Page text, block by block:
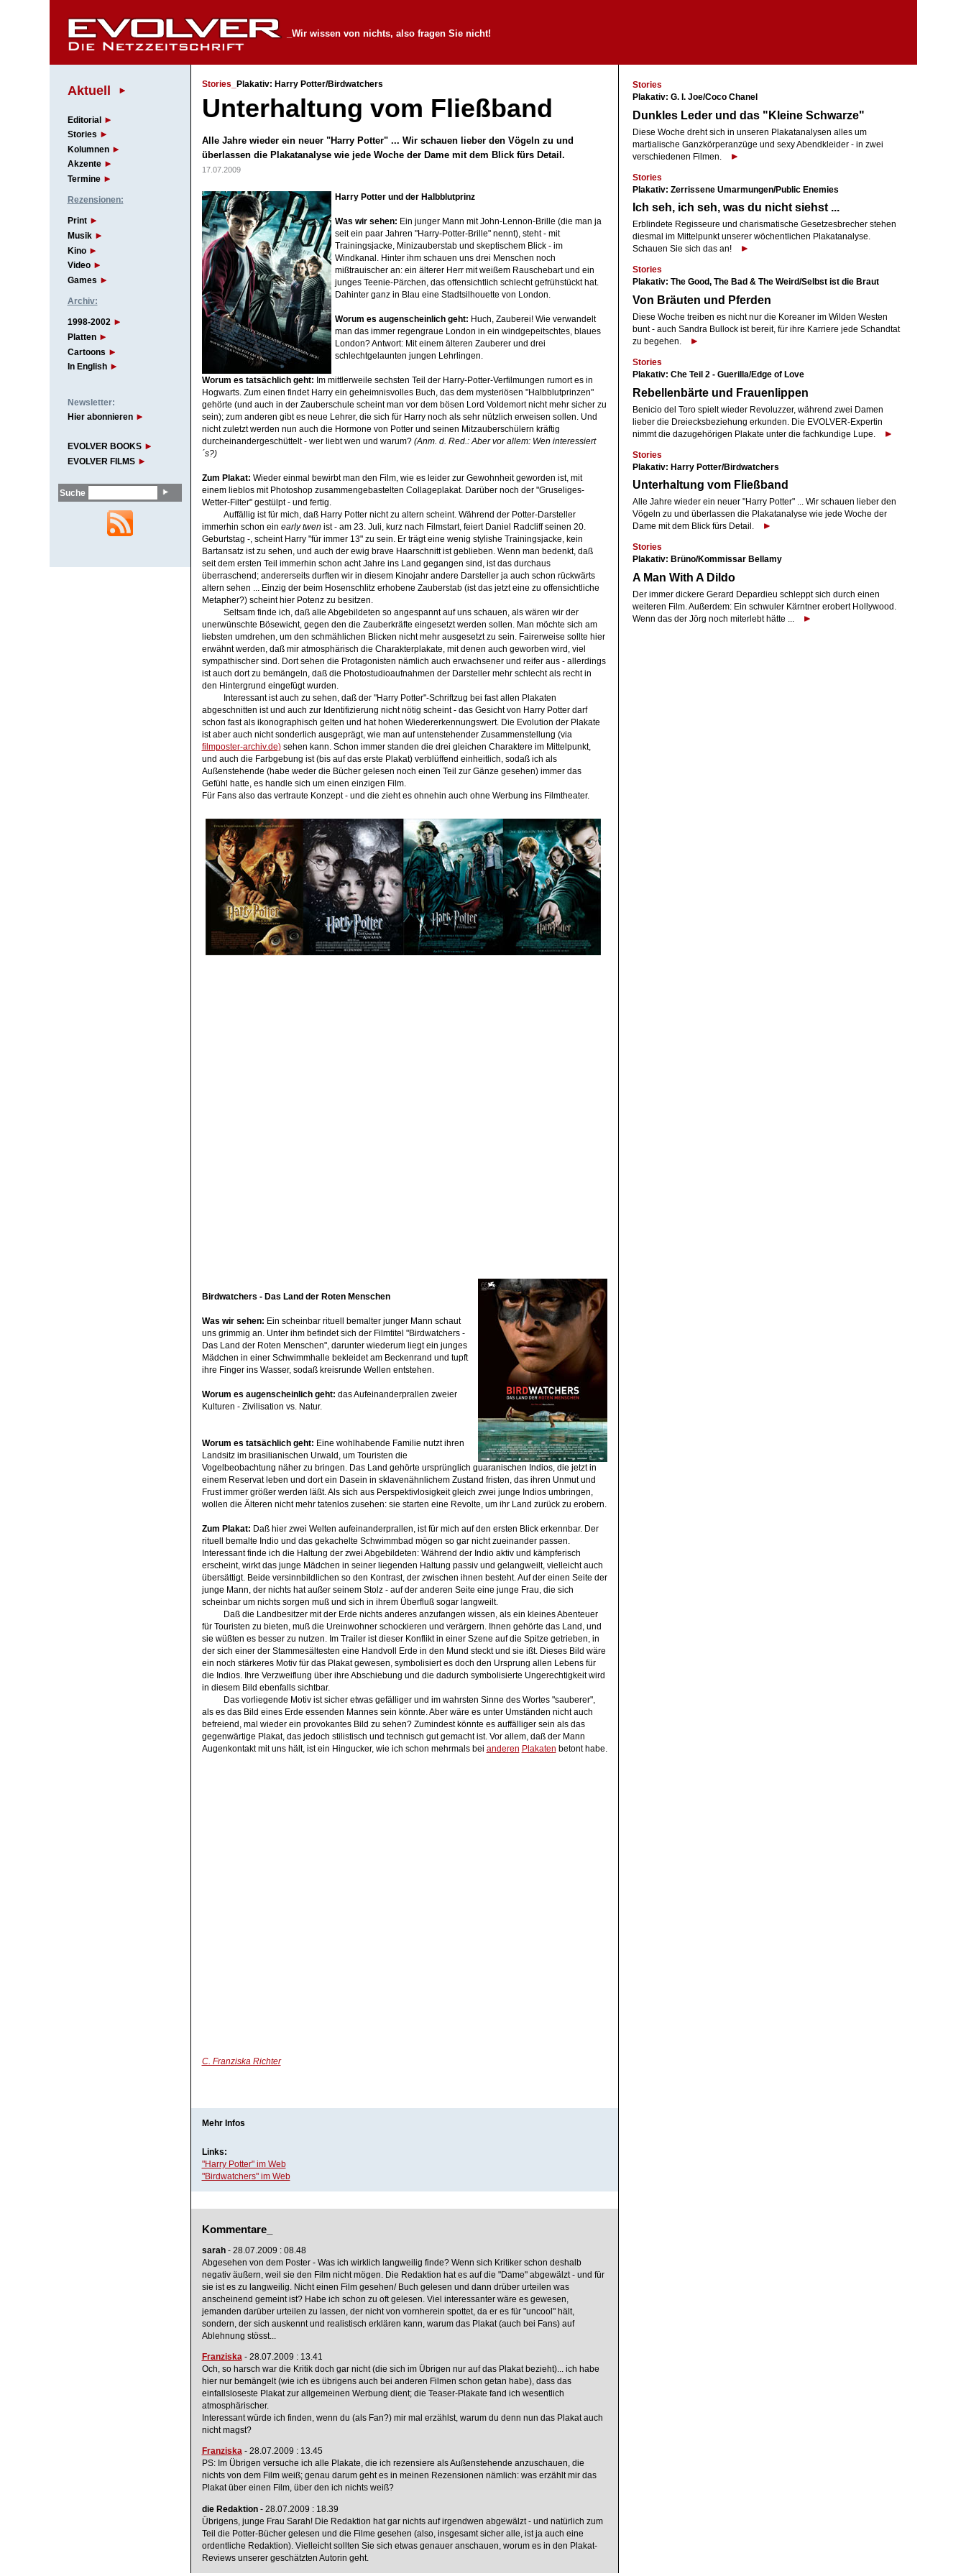
_Wir wissen von nichts, also fragen Sie nicht!
Aktuell
Editorial
Stories
Kolumnen
Akzente
Termine
Rezensionen:
Print
Musik
Kino
Video
Games
Archiv:
1998-2002
Platten
Cartoons
In English
Newsletter:
Hier abonnieren
EVOLVER BOOKS
EVOLVER FILMS
Suche
Stories_ Plakativ: Harry Potter/Birdwatchers
Unterhaltung vom Fließband
Alle Jahre wieder ein neuer "Harry Potter" ... Wir schauen lieber den Vögeln zu und
überlassen die Plakatanalyse wie jede Woche der Dame mit dem Blick fürs Detail.
17.07.2009
Harry Potter und der Halbblutprinz
Was wir sehen: Ein junger Mann mit John-Lennon-Brille (die man ja
seit ein paar Jahren "Harry-Potter-Brille" nennt), steht - mit
Trainingsjacke, Minizauberstab und skeptischem Blick - im
Windkanal. Hinter ihm schauen uns drei Menschen noch
mißtrauischer an: ein älterer Herr mit weißem Rauschebart und ein
junges Teenie-Pärchen, das offensichtlich schlecht gefrühstückt hat.
Dahinter ganz in Blau eine Stadtsilhouette von London.
Worum es augenscheinlich geht: Huch, Zauberei! Wie verwandelt
man das immer regengraue London in ein windgepeitschtes, blaues
London? Antwort: Mit einem älteren Zauberer und drei
schlechtgelaunten jungen Lehrlingen.
Worum es tatsächlich geht: Im mittlerweile sechsten Teil der Harry-Potter-Verfilmungen rumort es in
Hogwarts. Zum einen findet Harry ein geheimnisvolles Buch, das dem mysteriösen "Halbblutprinzen"
gehörte (und auch in der Zauberschule scheint man vor dem bösen Lord Voldemort nicht mehr sicher zu
sein); zum anderen gibt es neue Lehrer, die sich für Harry noch als sehr nützlich erweisen sollen. Und
nicht zuletzt werden nun auch die Hormone von Potter und seinen Mitzauberschülern kräftig
durcheinandergeschüttelt - wer liebt wen und warum? (Anm. d. Red.: Aber vor allem: Wen interessiert
´s?)
Zum Plakat: Wieder einmal bewirbt man den Film, wie es leider zur Gewohnheit geworden ist, mit
einem lieblos mit Photoshop zusammengebastelten Collageplakat. Darüber noch der "Gruseliges-
Wetter-Filter" gestülpt - und fertig.
Auffällig ist für mich, daß Harry Potter nicht zu altern scheint. Während der Potter-Darsteller
immerhin schon ein early twen ist - am 23. Juli, kurz nach Filmstart, feiert Daniel Radcliff seinen 20.
Geburtstag -, scheint Harry "für immer 13" zu sein. Er trägt eine wenig stylishe Trainingsjacke, kein
Bartansatz ist zu sehen, und auch der ewig brave Haarschnitt ist geblieben. Wenn man bedenkt, daß
seit dem ersten Teil immerhin schon acht Jahre ins Land gegangen sind, ist das durchaus
überraschend; andererseits durften wir in diesem Kinojahr andere Darsteller ja auch schon rückwärts
altern sehen ... Einzig der beim Hosenschlitz erhobene Zauberstab (ist das jetzt eine zu offensichtliche
Metapher?) scheint hier Potenz zu besitzen.
Seltsam finde ich, daß alle Abgebildeten so angespannt auf uns schauen, als wären wir der
unerwünschte Bösewicht, gegen den die Zauberkräfte eingesetzt werden sollen. Man möchte sich am
liebsten umdrehen, um den schmählichen Blicken nicht mehr ausgesetzt zu sein. Fairerweise sollte hier
erwähnt werden, daß mir atmosphärisch die Charakterplakate, mit denen auch geworben wird, viel
sympathischer sind. Dort sehen die Protagonisten nämlich auch erwachsener und reifer aus - allerdings
ist auch dort zu bemängeln, daß die Photostudioaufnahmen der Darsteller mehr schlecht als recht in
den Hintergrund eingefügt wurden.
Interessant ist auch zu sehen, daß der "Harry Potter"-Schriftzug bei fast allen Plakaten
abgeschnitten ist und auch zur Identifizierung nicht nötig scheint - das Gesicht von Harry Potter darf
schon fast als ikonographisch gelten und hat hohen Wiedererkennungswert. Die Evolution der Plakate
ist aber auch nicht sonderlich ausgeprägt, wie man auf untenstehender Zusammenstellung (via
filmposter-archiv.de)sehen kann. Schon immer standen die drei gleichen Charaktere im Mittelpunkt,
und auch die Farbgebung ist (bis auf das erste Plakat) verblüffend einheitlich, sodaß ich als
Außenstehende (habe weder die Bücher gelesen noch einen Teil zur Gänze gesehen) immer das
Gefühl hatte, es handle sich um einen einzigen Film.
Für Fans also das vertraute Konzept - und die zieht es ohnehin auch ohne Werbung ins Filmtheater.
Birdwatchers - Das Land der Roten Menschen
Was wir sehen: Ein scheinbar rituell bemalter junger Mann schaut
uns grimmig an. Unter ihm befindet sich der Filmtitel "Birdwatchers -
Das Land der Roten Menschen", darunter wiederum liegt ein junges
Mädchen in einer Schwimmhalle bekleidet am Beckenrand und tupft
ihre Finger ins Wasser, sodaß kreisrunde Wellen entstehen.
Worum es augenscheinlich geht: das Aufeinanderprallen zweier
Kulturen - Zivilisation vs. Natur.
Worum es tatsächlich geht: Eine wohlhabende Familie nutzt ihren
Landsitz im brasilianischen Urwald, um Touristen die
Vogelbeobachtung näher zu bringen. Das Land gehörte ursprünglich guaranischen Indios, die jetzt in
einem Reservat leben und dort ein Dasein in sklavenähnlichem Zustand fristen, das ihren Unmut und
Frust immer größer werden läßt. Als sich aus Perspektivlosigkeit gleich zwei junge Indios umbringen,
wollen die Älteren nicht mehr tatenlos zusehen: sie starten eine Revolte, um ihr Land zurück zu erobern.
Zum Plakat: Daß hier zwei Welten aufeinanderprallen, ist für mich auf den ersten Blick erkennbar. Der
rituell bemalte Indio und das gekachelte Schwimmbad mögen so gar nicht zueinander passen.
Interessant finde ich die Haltung der zwei Abgebildeten: Während der Indio aktiv und kämpferisch
erscheint, wirkt das junge Mädchen in seiner liegenden Haltung passiv und gelangweilt, vielleicht auch
übersättigt. Beide versinnbildlichen so den Kontrast, der zwischen ihnen besteht. Auf der einen Seite der
junge Mann, der nichts hat außer seinem Stolz - auf der anderen Seite eine junge Frau, die sich
scheinbar um nichts sorgen muß und sich in ihrem Überfluß sogar langweilt.
Daß die Landbesitzer mit der Erde nichts anderes anzufangen wissen, als ein kleines Abenteuer
für Touristen zu bieten, muß die Ureinwohner schockieren und verärgern. Ihnen gehörte das Land, und
sie wüßten es besser zu nutzen. Im Trailer ist dieser Konflikt in einer Szene auf die Spitze getrieben, in
der sich einer der Stammesältesten eine Handvoll Erde in den Mund steckt und sie ißt. Dieses Bild wäre
ein noch stärkeres Motiv für das Plakat gewesen, symbolisiert es doch den Ursprung allen Lebens für
die Indios. Ihre Verzweiflung über ihre Abschiebung und die dadurch symbolisierte Ungerechtigkeit wird
in diesem Bild ebenfalls sichtbar.
Das vorliegende Motiv ist sicher etwas gefälliger und im wahrsten Sinne des Wortes "sauberer",
als es das Bild eines Erde essenden Mannes sein könnte. Aber wäre es unter Umständen nicht auch
befreiend, mal wieder ein provokantes Bild zu sehen? Zumindest könnte es auffälliger sein als das
gegenwärtige Plakat, das jedoch stilistisch und technisch gut gemacht ist. Vor allem, daß der Mann
Augenkontakt mit uns hält, ist ein Hingucker, wie ich schon mehrmals bei anderen Plakaten betont habe.
C. Franziska Richter
Mehr Infos
Links:
"Harry Potter" im Web
"Birdwatchers" im Web
Kommentare_
sarah- 28.07.2009 : 08.48
Abgesehen von dem Poster - Was ich wirklich langweilig finde? Wenn sich Kritiker schon deshalb
negativ äußern, weil sie den Film nicht mögen. Die Redaktion hat es auf die "Dame" abgewälzt - und für
sie ist es zu langweilig. Nicht einen Film gesehen/ Buch gelesen und dann drüber urteilen was
anscheinend gemeint ist? Habe ich schon zu oft gelesen. Viel interessanter wäre es gewesen,
jemanden darüber urteilen zu lassen, der nicht von vornherein spottet, da er es für "uncool" hält,
sondern, der sich auskennt und realistisch erklären kann, warum das Plakat (auch bei Fans) auf
Ablehnung stösst...
Franziska- 28.07.2009 : 13.41
Och, so harsch war die Kritik doch gar nicht (die sich im Übrigen nur auf das Plakat bezieht)... ich habe
hier nur bemängelt (wie ich es übrigens auch bei anderen Filmen schon getan habe), dass das
einfallsloseste Plakat zur allgemeinen Werbung dient; die Teaser-Plakate fand ich wesentlich
atmosphärischer.
Interessant würde ich finden, wenn du (als Fan?) mir mal erzählst, warum du denn nun das Plakat auch
nicht magst?
Franziska- 28.07.2009 : 13.45
PS: Im Übrigen versuche ich alle Plakate, die ich rezensiere als Außenstehende anzuschauen, die
nichts von dem Film weiß; genau darum geht es in meinen Rezensionen nämlich: was erzählt mir das
Plakat über einen Film, über den ich nichts weiß?
die Redaktion- 28.07.2009 : 18.39
Übrigens, junge Frau Sarah! Die Redaktion hat gar nichts auf irgendwen abgewälzt - und natürlich zum
Teil die Potter-Bücher gelesen und die Filme gesehen (also, insgesamt sicher alle, ist ja auch eine
ordentliche Redaktion). Vielleicht sollten Sie sich etwas genauer anschauen, worum es in den Plakat-
Reviews unserer geschätzten Autorin geht.
Stories
Plakativ: G. I. Joe/Coco Chanel
Dunkles Leder und das "Kleine Schwarze"
Diese Woche dreht sich in unseren Plakatanalysen alles um
martialische Ganzkörperanzüge und sexy Abendkleider - in zwei
verschiedenen Filmen.
Stories
Plakativ: Zerrissene Umarmungen/Public Enemies
Ich seh, ich seh, was du nicht siehst ...
Erblindete Regisseure und charismatische Gesetzesbrecher stehen
diesmal im Mittelpunkt unserer wöchentlichen Plakatanalyse.
Schauen Sie sich das an!
Stories
Plakativ: The Good, The Bad & The Weird/Selbst ist die Braut
Von Bräuten und Pferden
Diese Woche treiben es nicht nur die Koreaner im Wilden Westen
bunt - auch Sandra Bullock ist bereit, für ihre Karriere jede Schandtat
zu begehen.
Stories
Plakativ: Che Teil 2 - Guerilla/Edge of Love
Rebellenbärte und Frauenlippen
Benicio del Toro spielt wieder Revoluzzer, während zwei Damen
lieber die Dreiecksbeziehung erkunden. Die EVOLVER-Expertin
nimmt die dazugehörigen Plakate unter die fachkundige Lupe.
Stories
Plakativ: Harry Potter/Birdwatchers
Unterhaltung vom Fließband
Alle Jahre wieder ein neuer "Harry Potter" ... Wir schauen lieber den
Vögeln zu und überlassen die Plakatanalyse wie jede Woche der
Dame mit dem Blick fürs Detail.
Stories
Plakativ: Brüno/Kommissar Bellamy
A Man With A Dildo
Der immer dickere Gerard Depardieu schleppt sich durch einen
weiteren Film. Außerdem: Ein schwuler Kärntner erobert Hollywood.
Wenn das der Jörg noch miterlebt hätte ...